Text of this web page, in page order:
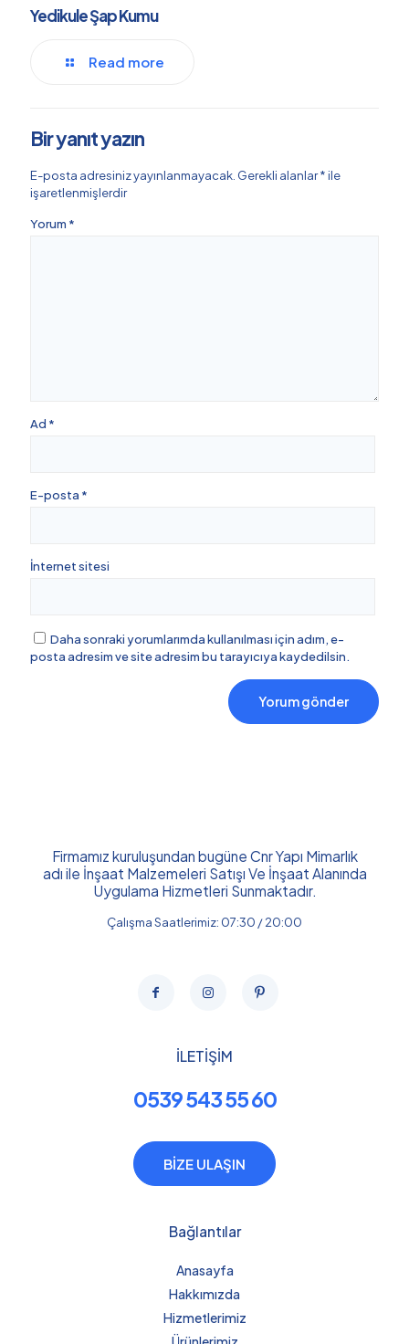
Yedikule Şap Kumu
Read more
Bir yanıt yazın
E-posta adresiniz yayınlanmayacak. Gerekli alanlar*ile
işaretlenmişlerdir
Yorum *
Ad *
E-posta *
İnternet sitesi
Daha sonraki yorumlarımda kullanılması için adım, e-
posta adresim ve site adresim bu tarayıcıya kaydedilsin.
Firmamız kuruluşundan bugüne Cnr Yapı Mimarlık
adı ile İnşaat Malzemeleri Satışı Ve İnşaat Alanında
Uygulama Hizmetleri Sunmaktadır.
Çalışma Saatlerimiz: 07:30 / 20:00
İLETİŞİM
0539 543 55 60
BİZE ULAŞIN
Bağlantılar
Anasayfa
Hakkımızda
Hizmetlerimiz